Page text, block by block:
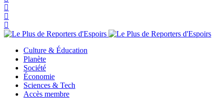
Culture & Éducation
Planète
Société
Économie
Sciences & Tech
Accès membre